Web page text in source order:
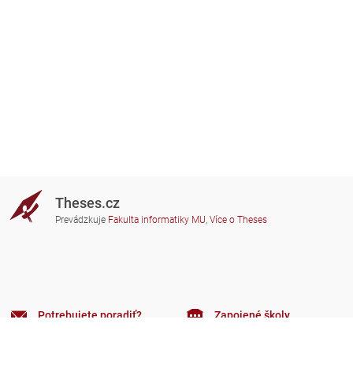
Theses.cz
Prevádzkuje Fakulta informatiky MU, Více o Theses
Potrebujete poradiť? Zapojené školy